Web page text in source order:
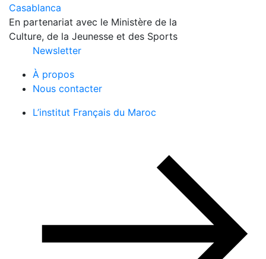
Casablanca
En partenariat avec le Ministère de la
Culture, de la Jeunesse et des Sports
Newsletter
À propos
Nous contacter
L’institut Français du Maroc